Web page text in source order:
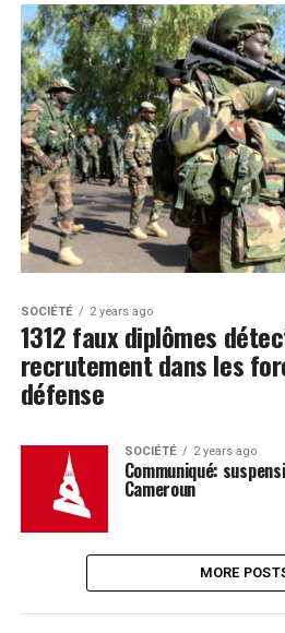
SOCIÉTÉ 2 years ago
1312 faux diplômes
recrutement dans les
défense
SOCIÉTÉ 2 years ago
Communiqué:
Cameroun
MORE